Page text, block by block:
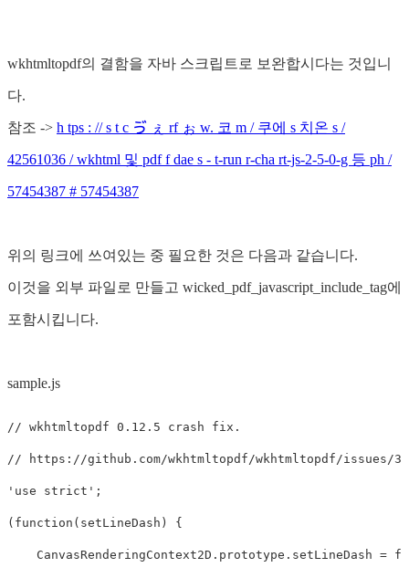
wkhtmltopdf의 결함을 자바 스크립트로 보완합시다는 것입니
다.
참조 -> h tps : // s t c ゔ ぇ rf ぉ w. 코 m / 쿠에 s 치온 s /
42561036 / wkhtml 및 pdf f dae s - t-run r-cha rt-js-2-5-0-g 등 ph /
57454387 # 57454387
위의 링크에 쓰여있는 중 필요한 것은 다음과 같습니다.
이것을 외부 파일로 만들고 wicked_pdf_javascript_include_tag에
포함시킵니다.
sample.js
// wkhtmltopdf 0.12.5 crash fix.
// https://github.com/wkhtmltopdf/wkhtmltopdf/issues/
' use strict ' ;
( function ( setLineDash ) {
CanvasRenderingContext2D . prototype . setLineDash =